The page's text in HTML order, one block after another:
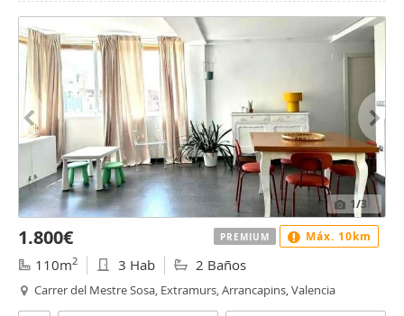
1/3
1.800€
110m2 3 Hab 2 Baños
Carrer del Mestre Sosa, Extramurs, Arrancapins, Valencia
PREMIUM Máx. 10km